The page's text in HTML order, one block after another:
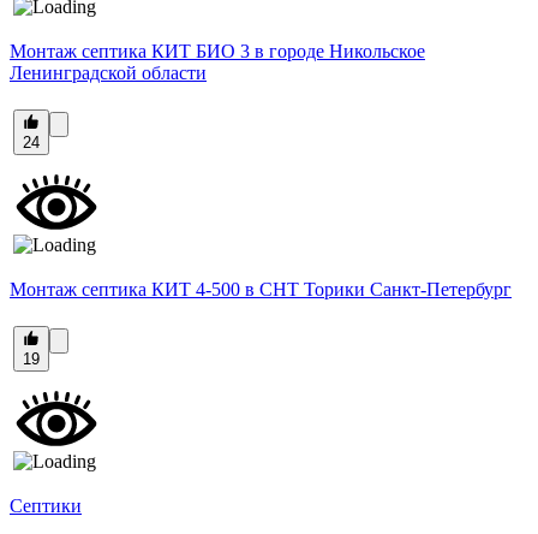
Монтаж септика КИТ БИО 3 в городе Никольское
Ленинградской области
24
Монтаж септика КИТ 4-500 в СНТ Торики Санкт-Петербург
19
Септики